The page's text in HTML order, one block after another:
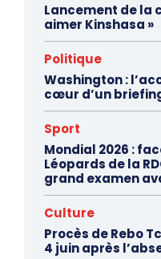
Lancement de la
aimer Kinshasa »
Politique
Washington :
cœur d’un
Sport
Mondial 2026 :
Léopards de la
grand examen
Culture
Procès de Rebo
4 juin après